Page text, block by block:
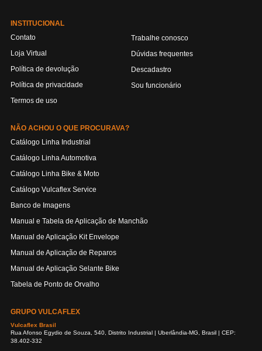
INSTITUCIONAL
Contato
Loja Virtual
Política de devolução
Política de privacidade
Termos de uso
Trabalhe conosco
Dúvidas frequentes
Descadastro
Sou funcionário
NÃO ACHOU O QUE PROCURAVA?
Catálogo Linha Industrial
Catálogo Linha Automotiva
Catálogo Linha Bike & Moto
Catálogo Vulcaflex Service
Banco de Imagens
Manual e Tabela de Aplicação de Manchão
Manual de Aplicação Kit Envelope
Manual de Aplicação de Reparos
Manual de Aplicação Selante Bike
Tabela de Ponto de Orvalho
GRUPO VULCAFLEX
Vulcaflex Brasil
Rua Afonso Egydio de Souza, 540, Distrito Industrial | Uberlândia-MG, Brasil | CEP:
38.402-332